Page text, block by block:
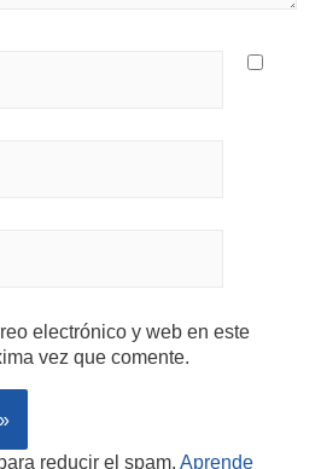
electrónico y web en este
vez que comente.
reducir el spam. Aprende